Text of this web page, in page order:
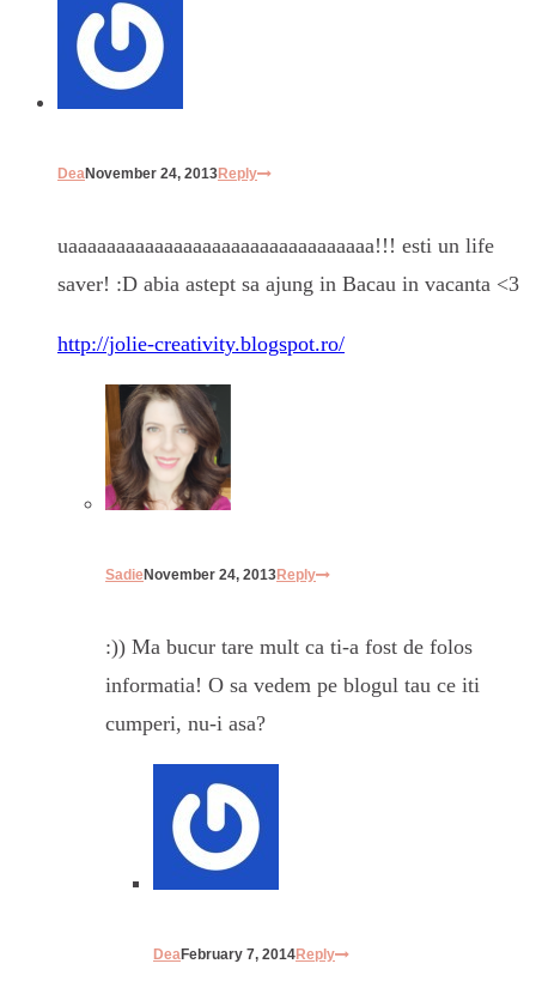
DeaNovember 24, 2013Reply
uaaaaaaaaaaaaaaaaaaaaaaaaaaaaaaaa!!! esti un life
saver! :D abia astept sa ajung in Bacau in vacanta <3
http://jolie-creativity.blogspot.ro/
SadieNovember 24, 2013Reply
:)) Ma bucur tare mult ca ti-a fost de folos
informatia! O sa vedem pe blogul tau ce iti
cumperi, nu-i asa?
DeaFebruary 7, 2014Reply